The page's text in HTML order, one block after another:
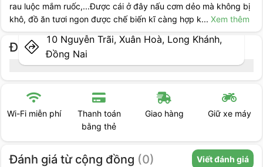
rau luộc mắm ruốc,...Được cái ở đây nấu cơm dẻo mà không bị
khô, đồ ăn tươi ngon được chế biến kĩ càng hợp k... Xem thêm
Địa điểm cụ thể
10 Nguyễn Trãi, Xuân Hoà, Long Khánh,
Đồng Nai
Thanh toán
Giao hàng Giữ xe máy Có giao hàng
Đánh giá từ cộng đồng (0) Viết đánh giá